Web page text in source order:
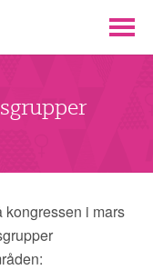
kongressen i mars